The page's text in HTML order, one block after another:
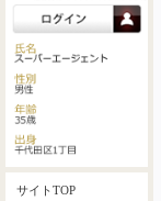
サイトTOP